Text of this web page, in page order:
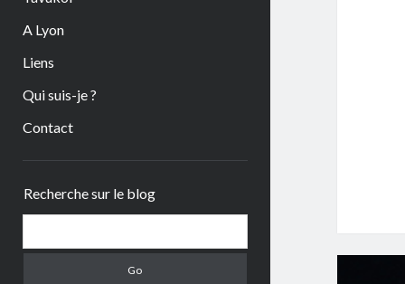
A Lyon
Liens
Qui suis-je ?
Contact
Recherche sur le blog